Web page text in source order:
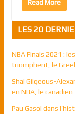
Read More
LES 20
NBA Finals 2021 :
triomphent, le
Shai Gilgeous-
en NBA, le
Pau Gasol dans